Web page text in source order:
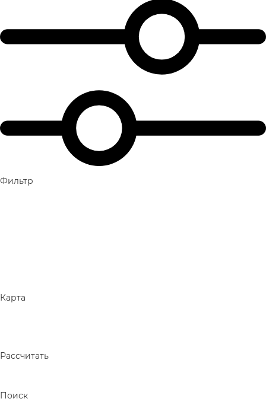
Фильтр
Карта
Рассчитать
Поиск